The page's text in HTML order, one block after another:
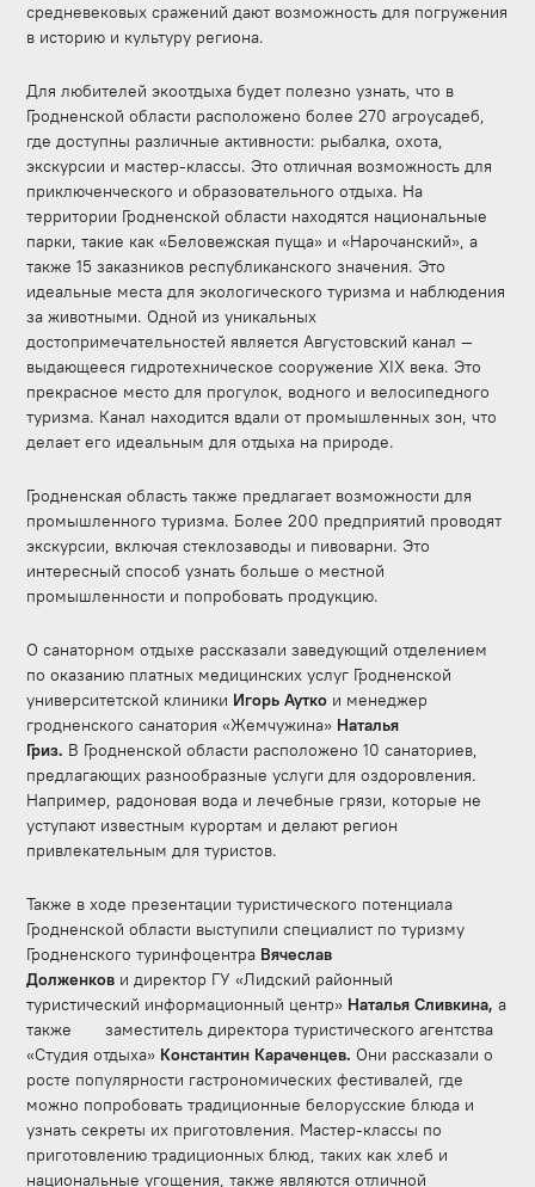
средневековых сражений дают возможность для погружения
в историю и культуру региона.
Для любителей экоотдыха будет полезно узнать, что в
Гродненской области расположено более 270 агроусадеб,
где доступны различные активности: рыбалка, охота,
экскурсии и мастер-классы. Это отличная возможность для
приключенческого и образовательного отдыха. На
территории Гродненской области находятся национальные
парки, такие как «Беловежская пуща» и «Нарочанский», а
также 15 заказников республиканского значения. Это
идеальные места для экологического туризма и наблюдения
за животными. Одной из уникальных
достопримечательностей является Августовский канал —
выдающееся гидротехническое сооружение XIX века. Это
прекрасное место для прогулок, водного и велосипедного
туризма. Канал находится вдали от промышленных зон, что
делает его идеальным для отдыха на природе.
Гродненская область также предлагает возможности для
промышленного туризма. Более 200 предприятий проводят
экскурсии, включая стеклозаводы и пивоварни. Это
интересный способ узнать больше о местной
промышленности и попробовать продукцию.
О санаторном отдыхе рассказали заведующий отделением
по оказанию платных медицинских услуг Гродненской
университетской клиники Игорь Аутко и менеджер
гродненского санатория «Жемчужина» Наталья
Гриз. В Гродненской области расположено 10 санаториев,
предлагающих разнообразные услуги для оздоровления.
Например, радоновая вода и лечебные грязи, которые не
уступают известным курортам и делают регион
привлекательным для туристов.
Также в ходе презентации туристического потенциала
Гродненской области выступили специалист по туризму
Гродненского туринфоцентра Вячеслав
Долженков и директор ГУ «Лидский районный
туристический информационный центр» Наталья Сливкина,а
также
заместитель директора туристического агентства
«Студия отдыха» Константин Караченцев. Они рассказали о
росте популярности гастрономических фестивалей, где
можно попробовать традиционные белорусские блюда и
узнать секреты их приготовления. Мастер-классы по
приготовлению традиционных блюд, таких как хлеб и
национальные угощения, также являются отличной